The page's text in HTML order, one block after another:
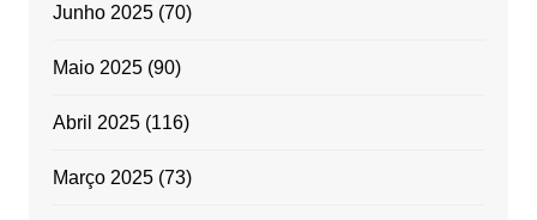
Junho 2025(70)
Maio 2025(90)
Abril 2025(116)
Março 2025(73)